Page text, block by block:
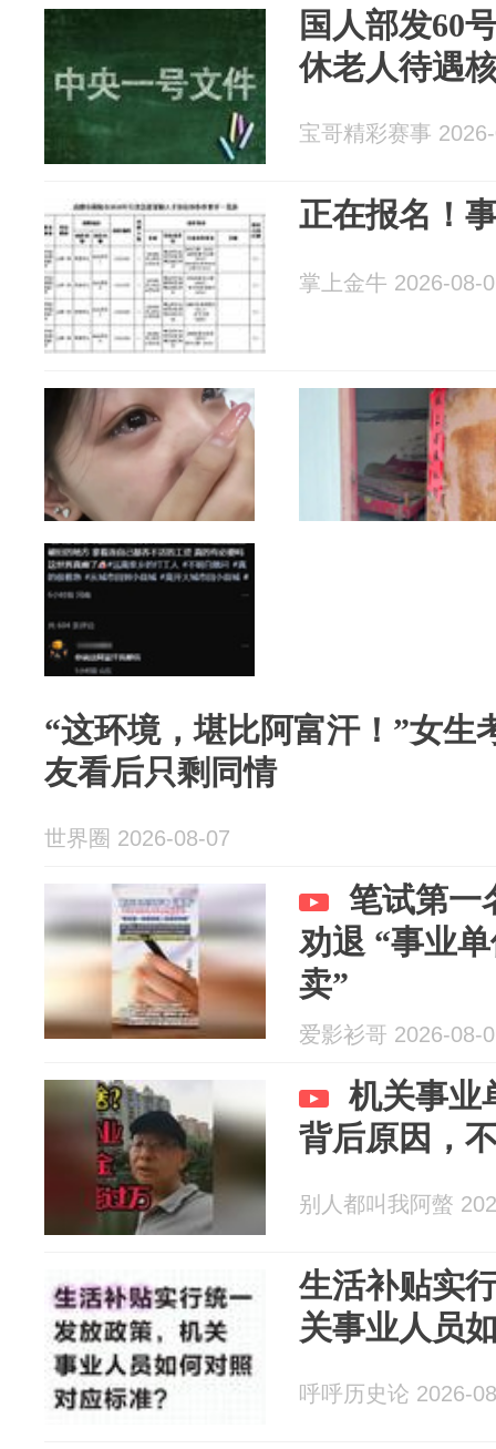
国人部发60
休老人待遇
宝哥精彩赛事
正在报名！
掌上金牛 2026-08-
“这环境，堪比阿富汗！”女生
友看后只剩同情
世界圈 2026-08-07
笔试第一
劝退 “事业
卖”
爱影衫哥 2026-08-
机关事业
背后原因，
别人都叫我阿螫
生活补贴实
关事业人员
呼呼历史论 2026-